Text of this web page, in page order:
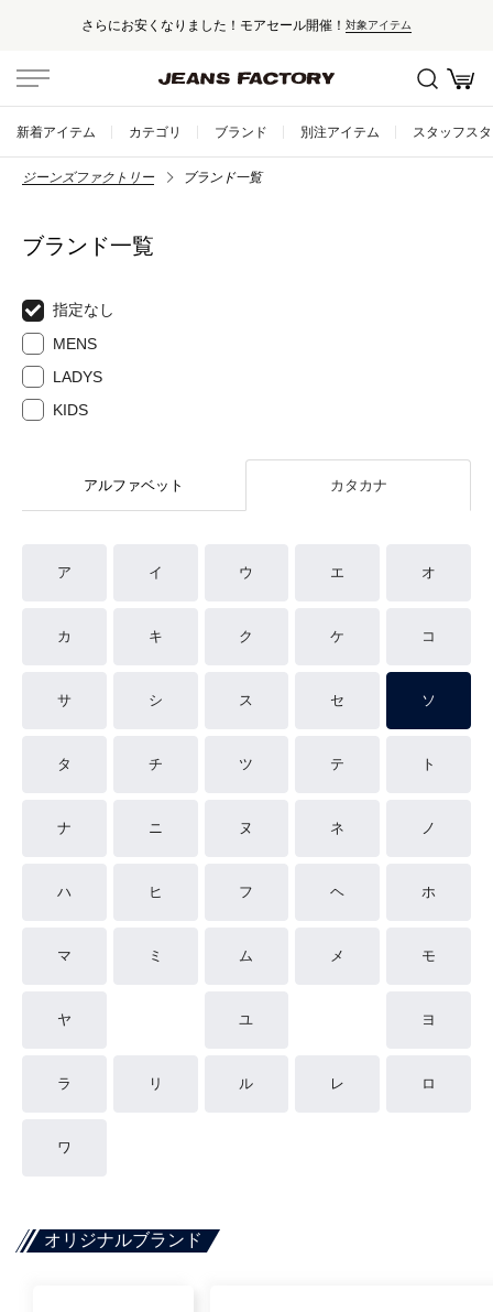
さらにお安くなりました！モアセール開催！ 対象アイテム
新着アイテム カテゴリ ブランド 別注アイテム スタッフス
ジーンズファクトリー ブランド一覧
ブランド一覧
指定なし
MENS
LADYS
KIDS
アルファベット カタカナ
ア イ ウ エ オ
カ キ ク ケ コ
サ シ ス セ ソ
タ チ ツ テ ト
ナ ニ ヌ ネ ノ
ハ ヒ フ ヘ ホ
マ ミ ム メ モ
ヤ ユ ヨ
ラ リ ル レ ロ
ワ
オリジナルブランド